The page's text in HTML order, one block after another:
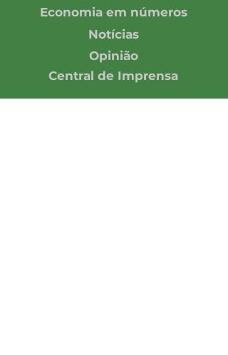
Economia em números
Notícias
Opinião
Central de Imprensa